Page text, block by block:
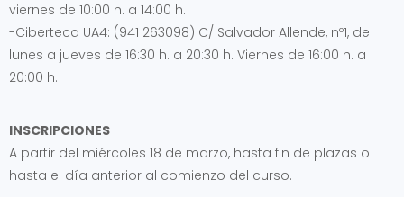
viernes de 10:00 h. a 14:00 h.
-Ciberteca UA4: (941 263098) C/ Salvador Allende, nº1, de
lunes a jueves de 16:30 h. a 20:30 h. Viernes de 16:00 h. a
20:00 h.
INSCRIPCIONES
A partir del miércoles 18 de marzo, hasta fin de plazas o
hasta el día anterior al comienzo del curso.